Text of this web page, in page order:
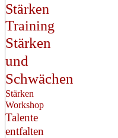
Stärken
Training
Stärken
und
Schwächen
Stärken
Workshop
Talente
entfalten